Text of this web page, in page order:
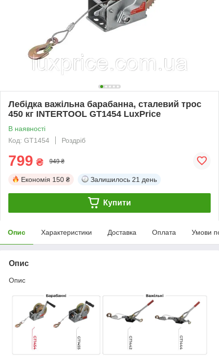
Лебідка важільна барабанна, сталевий трос
450 кг INTERTOOL GT1454 LuxPrice
В наявності
Код: GT1454
Роздріб
799 ₴ 949 ₴
Економія 150 ₴ Залишилось 21 день
Купити
Опис Характеристики Доставка Оплата Умови
Опис
Опис